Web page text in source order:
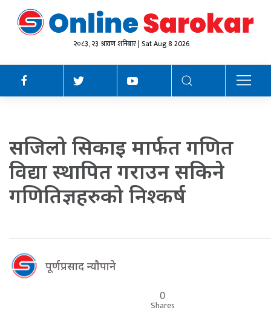
२०८३, २३ श्रावण शनिबार | Sat Aug 8 2026
सजिलो सिकाइ मार्फत गणित
विद्या स्थापित गराउन सकिने
गणितिज्ञहरुको निश्कर्ष
पूर्णप्रसाद न्याैपाने
0
Shares